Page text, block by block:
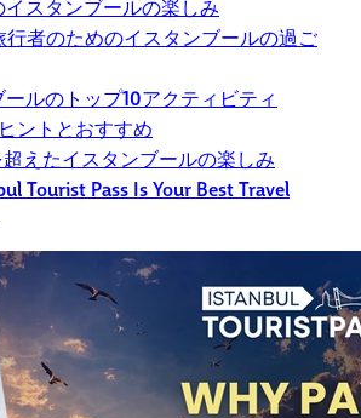
スタンブールの楽しみ
行者のためのイスタンブールの過ご
ルのトップ10アクティビティ
ントとおすすめ
えたイスタンブールの楽しみ
Tourist Pass Is Your Best Travel